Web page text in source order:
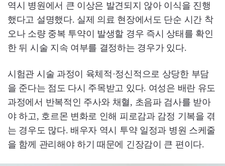
역시 병원에서 큰 이상은 발견되지 않아 이식을 진행
했다고 설명했다. 실제 의료 현장에서도 단순 시간 착
오나 소량 중복 투약이 발생할 경우 즉시 상태를 확인
한 뒤 시술 지속 여부를 결정하는 경우가 있다.
시험관 시술 과정이 육체적·정신적으로 상당한 부담
을 준다는 점도 다시 주목받고 있다. 여성은 배란 유도
과정에서 반복적인 주사와 채혈, 초음파 검사를 받아
야 하고, 호르몬 변화로 인해 피로감과 감정 기복을 겪
는 경우도 많다. 배우자 역시 투약 일정과 병원 스케줄
을 함께 관리해야 하기 때문에 긴장감이 큰 편이다.